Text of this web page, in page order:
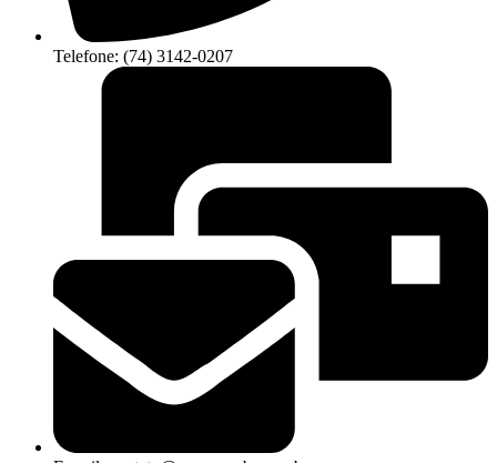
Telefone: (74) 3142-0207